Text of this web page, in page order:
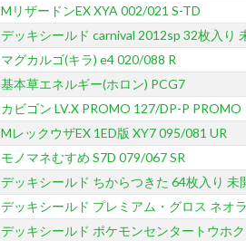
MリザードンEX XYA 002/021 S-TD
デッキシールド carnival 2012sp 32枚入り
マグカルゴ(キラ) e4 020/088 R
基本草エネルギー(ホロン) PCG7
カビゴン LV.X PROMO 127/DP-P PROMO
MレックウザEX 1ED版 XY7 095/081 UR
モノマネむすめ S7D 079/067 SR
デッキシールド ちからつきた 64枚入り 未
デッキシールド プレミアム・グロス ネオ
デッキシールド ポケモンセンタートウホ